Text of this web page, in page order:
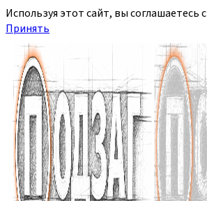
Используя этот сайт, вы соглашаетесь с
Принять